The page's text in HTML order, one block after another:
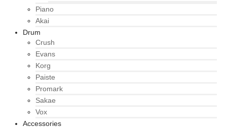
Piano
Akai
Drum
Crush
Evans
Korg
Paiste
Promark
Sakae
Vox
Accessories